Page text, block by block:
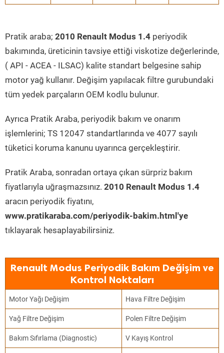
Pratik araba; 2010 Renault Modus 1.4 periyodik
bakımında, üreticinin tavsiye ettiği viskotize değerlerinde,
( API - ACEA - ILSAC) kalite standart belgesine sahip
motor yağ kullanır. Değişim yapılacak filtre gurubundaki
tüm yedek parçaların OEM kodlu bulunur.
Ayrıca Pratik Araba, periyodik bakım ve onarım
işlemlerini; TS 12047 standartlarında ve 4077 sayılı
tüketici koruma kanunu uyarınca gerçekleştirir.
Pratik Araba, sonradan ortaya çıkan sürpriz bakım
fiyatlarıyla uğraşmazsınız. 2010 Renault Modus 1.4
aracın periyodik fiyatını,
www.pratikaraba.com/periyodik-bakim.html'ye
tıklayarak hesaplayabilirsiniz.
Renault Modus Periyodik Bakım Değişim ve
Kontrol Noktaları
Motor Yağı Değişim Hava Filtre Değişim
Yağ Filtre Değişim Polen Filtre Değişim
Bakım Sıfırlama (Diagnostic) V Kayış Kontrol